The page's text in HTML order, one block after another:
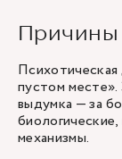
Причины
Психотическая
пустом
выдумка — за
механизмы.